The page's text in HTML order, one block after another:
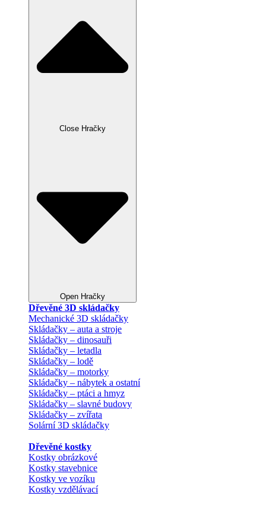
Close Hračky
Open Hračky
Dřevěné 3D skládačky
Mechanické 3D skládačky
Skládačky – auta a stroje
Skládačky – dinosauři
Skládačky – letadla
Skládačky – lodě
Skládačky – motorky
Skládačky – nábytek a ostatní
Skládačky – ptáci a hmyz
Skládačky – slavné budovy
Skládačky – zvířata
Solární 3D skládačky
Dřevěné kostky
Kostky obrázkové
Kostky stavebnice
Kostky ve vozíku
Kostky vzdělávací